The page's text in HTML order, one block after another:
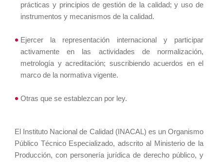
prácticas y principios de gestión de la calidad; y uso de
instrumentos y mecanismos de la calidad.
Ejercer la representación internacional y participar
activamente en las actividades de normalización,
metrología y acreditación; suscribiendo acuerdos en el
marco de la normativa vigente.
Otras que se establezcan por ley.
El Instituto Nacional de Calidad (INACAL) es un Organismo
Público Técnico Especializado, adscrito al Ministerio de la
Producción, con personería jurídica de derecho público, y